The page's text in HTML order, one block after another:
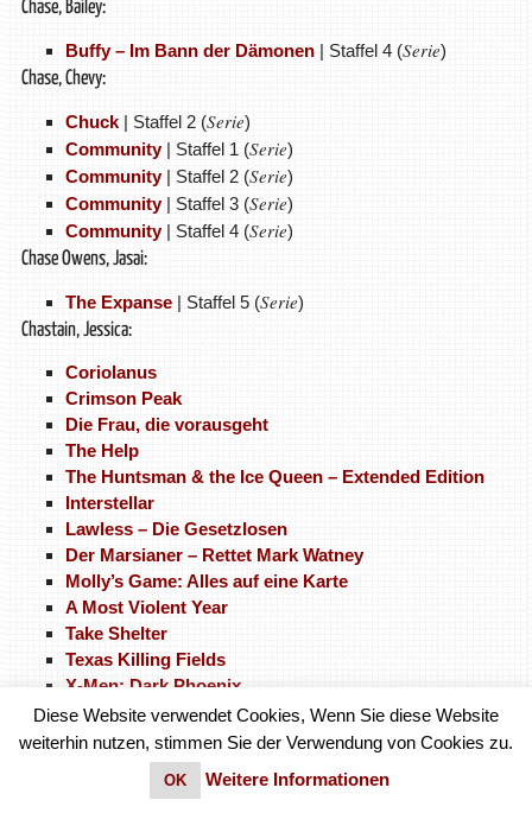
Chase, Bailey:
Buffy – Im Bann der Dämonen | Staffel 4 (Serie)
Chase, Chevy:
Chuck | Staffel 2 (Serie)
Community| Staffel 1 (Serie)
Community| Staffel 2 (Serie)
Community| Staffel 3 (Serie)
Community| Staffel 4 (Serie)
Chase Owens, Jasai:
The Expanse | Staffel 5 (Serie)
Chastain, Jessica:
Coriolanus
Crimson Peak
Die Frau, die vorausgeht
The Help
The Huntsman & the Ice Queen – Extended Edition
Interstellar
Lawless – Die Gesetzlosen
Der Marsianer – Rettet Mark Watney
Molly’s Game: Alles auf eine Karte
A Most Violent Year
Take Shelter
Texas Killing Fields
X-Men: Dark Phoenix
Chatham, Wes:
All I See Is You
The Expanse| Staffel 1 (Serie)
Diese Website verwendet Cookies, Wenn Sie diese Website
weiterhin nutzen, stimmen Sie der Verwendung von Cookies zu.
OK Weitere Informationen